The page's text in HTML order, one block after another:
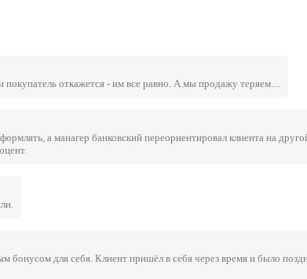
откажется - им все равно. А мы продажу теряем....
а манагер банковский переориентировал клиента на
бонусом для себя. Клиент пришёл в себя через время и было